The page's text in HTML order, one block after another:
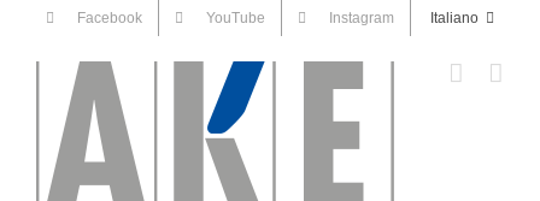
content
Facebook YouTube Instagram Italiano